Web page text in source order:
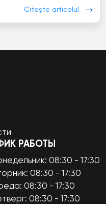
Citește articolul
РАБОТЫ
08:30 - 17:30
08:30 - 17:30
08:30 - 17:30
08:30 - 17:30